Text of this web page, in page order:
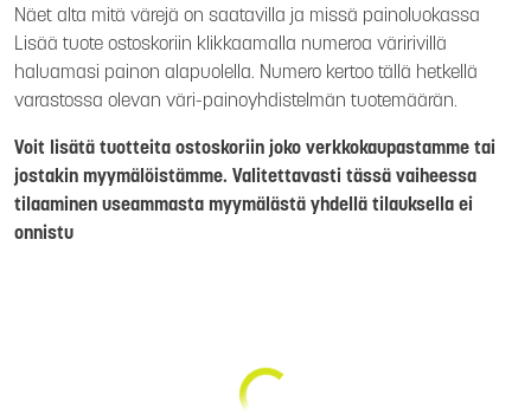
Näet alta mitä värejä on saatavilla ja missä painoluokassa
Lisää tuote ostoskoriin klikkaamalla numeroa väririvillä
haluamasi painon alapuolella. Numero kertoo tällä hetkellä
varastossa olevan väri-painoyhdistelmän tuotemäärän.
Voit lisätä tuotteita ostoskoriin joko verkkokaupastamme tai
jostakin myymälöistämme. Valitettavasti tässä vaiheessa
tilaaminen useammasta myymälästä yhdellä tilauksella ei
onnistu